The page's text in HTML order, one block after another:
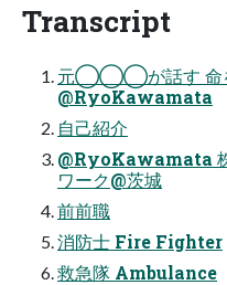
Transcript
元◯◯◯が話す 命を
@RyoKawamata
自己紹介
@RyoKawamata
ワーク@茨城
前前職
消防士 Fire Fighter
救急隊 Ambulance